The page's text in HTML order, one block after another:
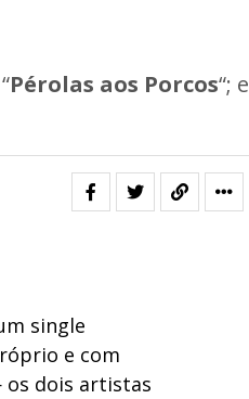
Pérolas aos Porcos“; e
single
e com
dois artistas